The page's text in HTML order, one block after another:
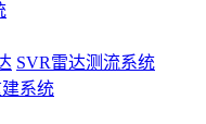
SVR雷达测流系统
系统